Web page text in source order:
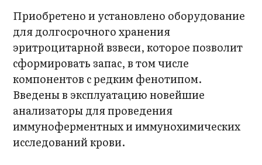
Приобретено и установлено оборудование
для долгосрочного хранения
эритроцитарной взвеси, которое позволит
сформировать запас, в том числе
компонентов с редким фенотипом.
Введены в эксплуатацию новейшие
анализаторы для проведения
иммуноферментных и иммунохимических
исследований крови.